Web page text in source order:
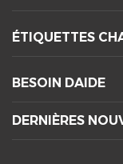
ÉTIQUETTES
BESOIN DAIDE
DERNIÈRES